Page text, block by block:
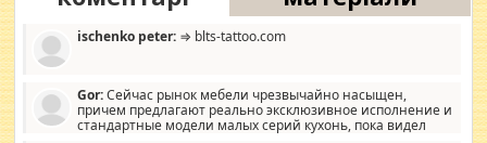
ischenko peter: ⇒ blts-tattoo.com
Gor:Сейчас рынок мебели чрезвычайно насыщен,
причем предлагают реально эксклюзивное исполнение и
стандартные модели малых серий кухонь, пока видел